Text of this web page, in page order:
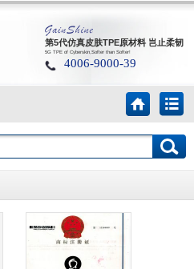
第5代仿真皮肤TPE原材料 岂止柔韧
5G TPE of Cyberskin,Softer than Softer!
4006-9000-39